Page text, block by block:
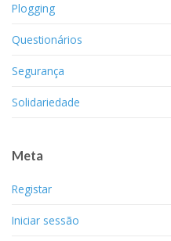
Plogging
Questionários
Segurança
Solidariedade
Meta
Registar
Iniciar sessão